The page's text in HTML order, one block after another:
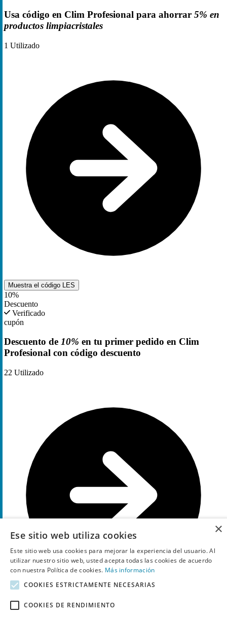
Usa código en Clim Profesional para ahorrar 5% en
productos limpiacristales
1 Utilizado
Muestra el código LES
10%
Descuento
Verificado
cupón
Descuento de 10% en tu primer pedido en Clim
Profesional con código descuento
22 Utilizado
Muestra el código
×
Ese sitio web utiliza cookies
Este sitio web usa cookies para mejorar la experiencia del usuario. Al
utilizar nuestro sitio web, usted acepta todas las cookies de acuerdo
con nuestra Política de cookies. Más información
COOKIES ESTRICTAMENTE NECESARIAS
COOKIES DE RENDIMIENTO